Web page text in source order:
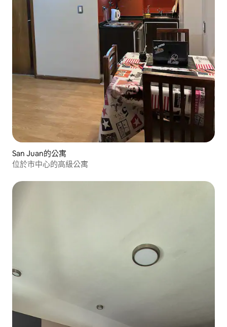
San Juan的公寓
位於市中心的高級公寓